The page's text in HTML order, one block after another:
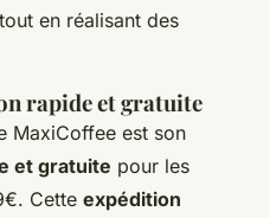
en réalisant des
rapide et gratuite
MaxiCoffee est son
et gratuite pour les
Cette expédition